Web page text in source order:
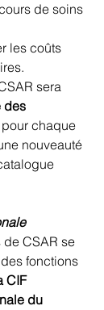
de soins
les coûts
sera
des
pour chaque
nouveauté
CSAR se
fonctions
CIF
du